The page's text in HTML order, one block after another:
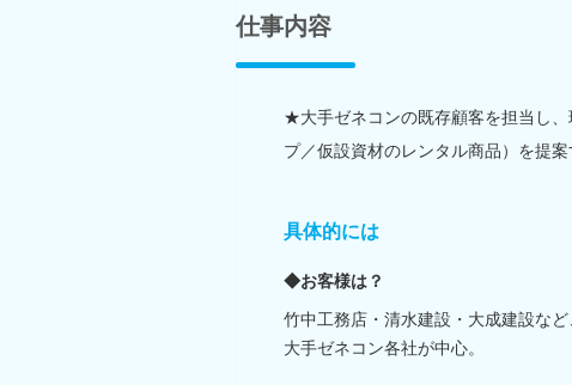
仕事内容
★大手ゼネコンの既存顧客を担当し
プ／仮設資材のレンタル商品）を提案
具体的には
◆お客様は？
竹中工務店・清水建設・大成建設など
大手ゼネコン各社が中心。